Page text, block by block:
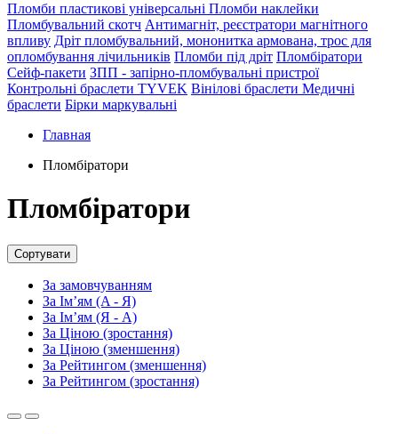
Пломби пластикові універсальні Пломби наклейки
Пломбувальний скотч Антимагніт, реєстратори магнітного
впливу Дріт пломбувальний, мононитка армована, трос для
опломбування лічильників Пломби під дріт Пломбіратори
Cейф-пакети ЗПП - запірно-пломбувальні пристрої
Контрольні браслети TYVEK Вінілові браслети Медичні
браслети Бірки маркувальні
Главная
Пломбіратори
Пломбіратори
Сортувати
За замовчуванням
За Ім’ям (A - Я)
За Ім’ям (Я - A)
За Ціною (зростання)
За Ціною (зменшення)
За Рейтингом (зменшення)
За Рейтингом (зростання)